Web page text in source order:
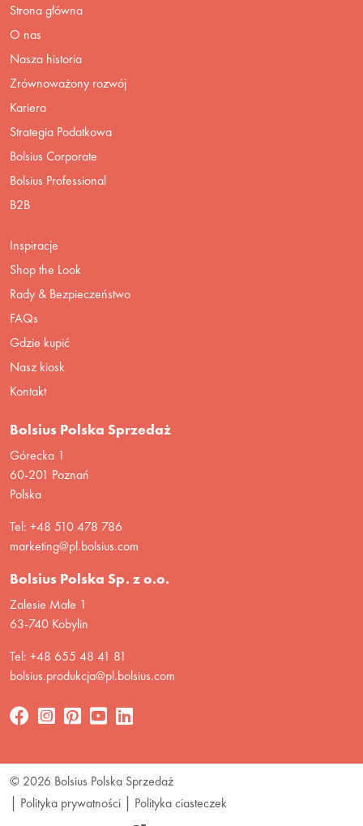
Strona główna
O nas
Nasza historia
Zrównoważony rozwój
Kariera
Strategia Podatkowa
Bolsius Corporate
Bolsius Professional
B2B
Inspiracje
Shop the Look
Rady & Bezpieczeństwo
FAQs
Gdzie kupić
Nasz kiosk
Kontakt
Bolsius Polska Sprzedaż
Górecka 1
60-201 Poznań
Polska
Tel: +48 510 478 786
marketing@pl.bolsius.com
Bolsius Polska Sp. z o.o.
Zalesie Małe 1
63-740 Kobylin
Tel: +48 655 48 41 81
bolsius.produkcja@pl.bolsius.com
© 2026 Bolsius Polska Sprzedaż
Polityka prywatności
Polityka ciasteczek